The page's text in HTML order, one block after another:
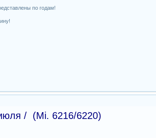
по годам!
/ (Mi. 6216/6220)